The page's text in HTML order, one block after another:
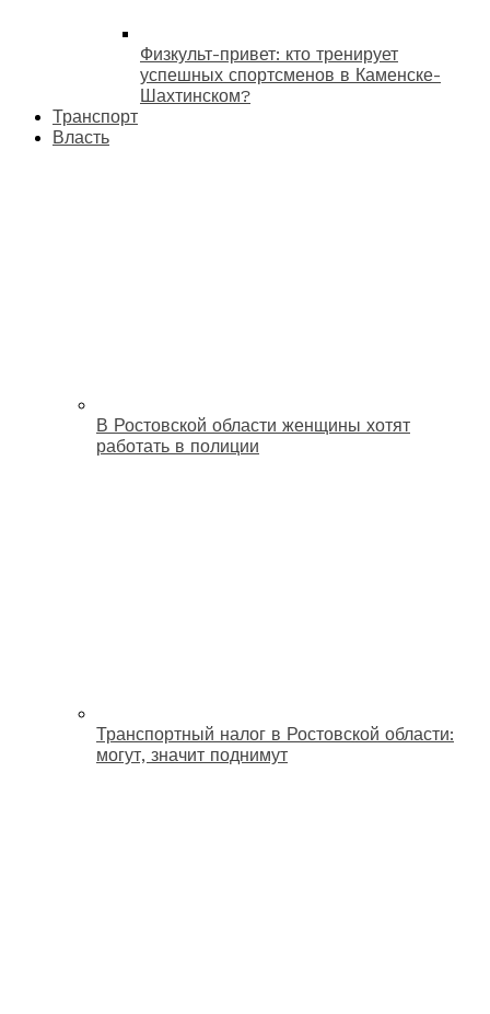
Физкульт-привет: кто тренирует
успешных спортсменов в Каменске-
Шахтинском?
Транспорт
Власть
В Ростовской области женщины хотят
работать в полиции
Транспортный налог в Ростовской области:
могут, значит поднимут